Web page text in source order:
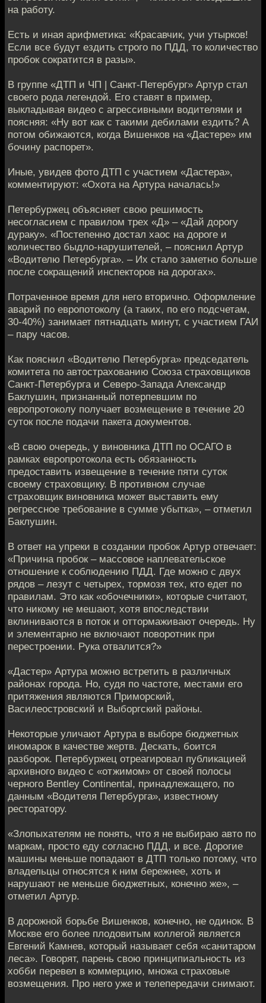
на работу.
Есть и иная арифметика: «Красавчик, учи утырков!
Если все будут ездить строго по ПДД, то количество
пробок сократится в разы».
В группе «ДТП и ЧП | Санкт-Петербург» Артур стал
своего рода легендой. Его ставят в пример,
выкладывая видео с агрессивными водителями и
поясняя: «Ну вот как с такими дебилами ездить? А
потом обижаются, когда Вишенков на «Дастере» им
бочину распорет».
Иные, увидев фото ДТП с участием «Дастера»,
комментируют: «Охота на Артура началась!»
Петербуржец объясняет свою решимость
несогласием с правилом трех «Д» – «Дай дорогу
дураку». «Постепенно достал хаос на дороге и
количество быдло-нарушителей, – пояснил Артур
«Водителю Петербурга». – Их стало заметно больше
после сокращений инспекторов на дорогах».
Потраченное время для него вторично. Оформление
аварий по европотоколу (а таких, по его подсчетам,
30-40%) занимает пятнадцать минут, с участием ГАИ
– пару часов.
Как пояснил «Водителю Петербурга» председатель
комитета по автострахованию Союза страховщиков
Санкт-Петербурга и Северо-Запада Александр
Баклушин, признанный потерпевшим по
европротоколу получает возмещение в течение 20
суток после подачи пакета документов.
«В свою очередь, у виновника ДТП по ОСАГО в
рамках европротокола есть обязанность
предоставить извещение в течение пяти суток
своему страховщику. В противном случае
страховщик виновника может выставить ему
регрессное требование в сумме убытка», – отметил
Баклушин.
В ответ на упреки в создании пробок Артур отвечает:
«Причина пробок – массовое наплевательское
отношение к соблюдению ПДД. Где можно с двух
рядов – лезут с четырех, тормозя тех, кто едет по
правилам. Это как «обочечники», которые считают,
что никому не мешают, хотя впоследствии
вклиниваются в поток и оттормаживают очередь. Ну
и элементарно не включают поворотник при
перестроении. Рука отвалится?»
«Дастер» Артура можно встретить в различных
районах города. Но, судя по частоте, местами его
притяжения являются Приморский,
Василеостровский и Выборгский районы.
Некоторые уличают Артура в выборе бюджетных
иномарок в качестве жертв. Дескать, боится
разборок. Петербуржец отреагировал публикацией
архивного видео с «отжимом» от своей полосы
черного Bentley Continental, принадлежащего, по
данным «Водителя Петербурга», известному
ресторатору.
«Злопыхателям не понять, что я не выбираю авто по
маркам, просто еду согласно ПДД, и все. Дорогие
машины меньше попадают в ДТП только потому, что
владельцы относятся к ним бережнее, хоть и
нарушают не меньше бюджетных, конечно же», –
отметил Артур.
В дорожной борьбе Вишенков, конечно, не одинок. В
Москве его более плодовитым коллегой является
Евгений Камнев, который называет себя «санитаром
леса». Говорят, парень свою принципиальность из
хобби перевел в коммерцию, множа страховые
возмещения. Про него уже и телепередачи снимают.